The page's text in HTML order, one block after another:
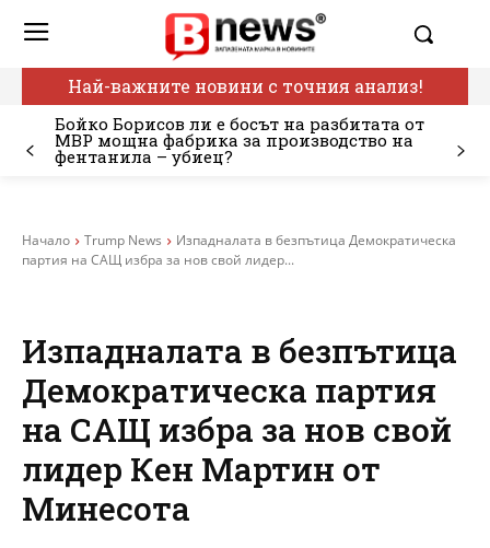
Най-важните новини с точния анализ!
Бойко Борисов ли е босът на разбитата от
МВР мощна фабрика за производство на
фентанила – убиец?
Начало Trump News
Изпадналата в безпътица Демократическа
партия на САЩ избра за нов свой лидер...
Изпадналата в безпътица
Демократическа партия
на САЩ избра за нов свой
лидер Кен Мартин от
Минесота